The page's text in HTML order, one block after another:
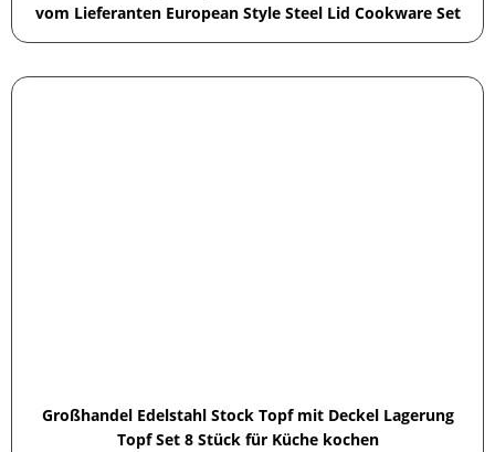
vom Lieferanten European Style Steel Lid Cookware Set
Großhandel Edelstahl Stock Topf mit Deckel Lagerung
Topf Set 8 Stück für Küche kochen